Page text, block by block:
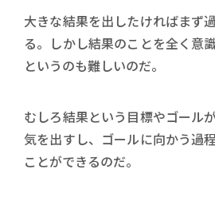
大きな結果を出したければまず
る。しかし結果のことを全く意
というのも難しいのだ。
むしろ結果という目標やゴール
気を出すし、ゴールに向かう過
ことができるのだ。